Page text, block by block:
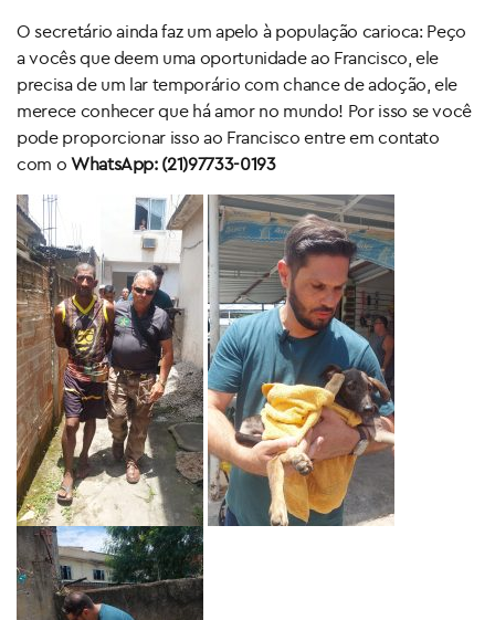
O secretário ainda faz um apelo à população carioca: Peço
a vocês que deem uma oportunidade ao Francisco, ele
precisa de um lar temporário com chance de adoção, ele
merece conhecer que há amor no mundo! Por isso se você
pode proporcionar isso ao Francisco entre em contato
com o WhatsApp: (21)97733-0193